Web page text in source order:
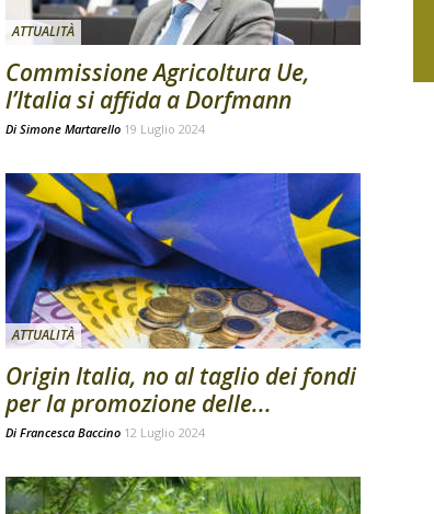
ATTUALITÀ
Commissione Agricoltura Ue,
l’Italia si affida a Dorfmann
Di Simone Martarello 19 Luglio 2024
ATTUALITÀ
Origin Italia, no al taglio dei fondi
per la promozione delle...
Di Francesca Baccino 12 Luglio 2024